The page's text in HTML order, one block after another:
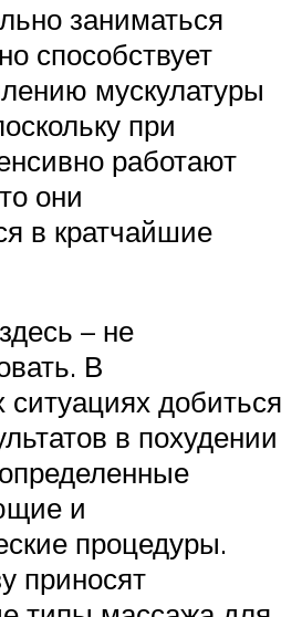
заниматься
способствует
мускулатуры
при
работают
они
в кратчайшие
– не
В
добиться
в похудении
и
процедуры.
приносят